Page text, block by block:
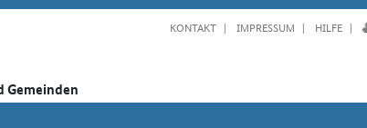
KONTAKT IMPRESSUM HILFE
Gemeinden